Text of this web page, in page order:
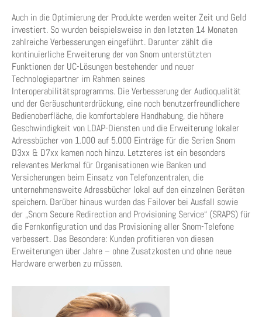
Auch in die Optimierung der Produkte werden weiter Zeit und Geld
investiert. So wurden beispielsweise in den letzten 14 Monaten
zahlreiche Verbesserungen eingeführt. Darunter zählt die
kontinuierliche Erweiterung der von Snom unterstützten
Funktionen der UC-Lösungen bestehender und neuer
Technologiepartner im Rahmen seines
Interoperabilitätsprogramms. Die Verbesserung der Audioqualität
und der Geräuschunterdrückung, eine noch benutzerfreundlichere
Bedienoberfläche, die komfortablere Handhabung, die höhere
Geschwindigkeit von LDAP-Diensten und die Erweiterung lokaler
Adressbücher von 1.000 auf 5.000 Einträge für die Serien Snom
D3xx & D7xx kamen noch hinzu. Letzteres ist ein besonders
relevantes Merkmal für Organisationen wie Banken und
Versicherungen beim Einsatz von Telefonzentralen, die
unternehmensweite Adressbücher lokal auf den einzelnen Geräten
speichern. Darüber hinaus wurden das Failover bei Ausfall sowie
der „Snom Secure Redirection and Provisioning Service“ (SRAPS) für
die Fernkonfiguration und das Provisioning aller Snom-Telefone
verbessert. Das Besondere: Kunden profitieren von diesen
Erweiterungen über Jahre – ohne Zusatzkosten und ohne neue
Hardware erwerben zu müssen.